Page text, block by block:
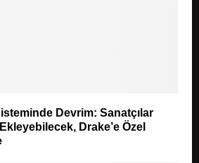
Devrim: Sanatçılar
Drake’e Özel